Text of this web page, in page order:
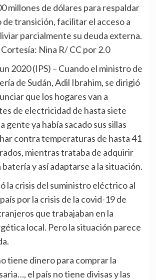
millones de dólares para respaldar
de transición, facilitar el acceso a
parcialmente su deuda externa.
Nina R/ CC por 2.0
2020 (IPS) – Cuando el ministro de
de Sudán, Adil Ibrahim, se dirigió
que los hogares van a
de electricidad de hasta siete
gente ya había sacado sus sillas
contra temperaturas de hasta 41
mientras trataba de adquirir
y así adaptarse a la situación.
por la crisis de la covid-19 de
que trabajaban en la
local. Pero la situación parece
el país no tiene divisas y las